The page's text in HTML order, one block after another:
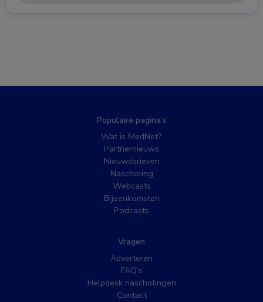
Populaire pagina’s
Wat is MedNet?
Partnernieuws
Nieuwsbrieven
Nascholing
Webcasts
Bijeenkomsten
Podcasts
Vragen
Adverteren
FAQ’s
Helpdesk nascholingen
Contact